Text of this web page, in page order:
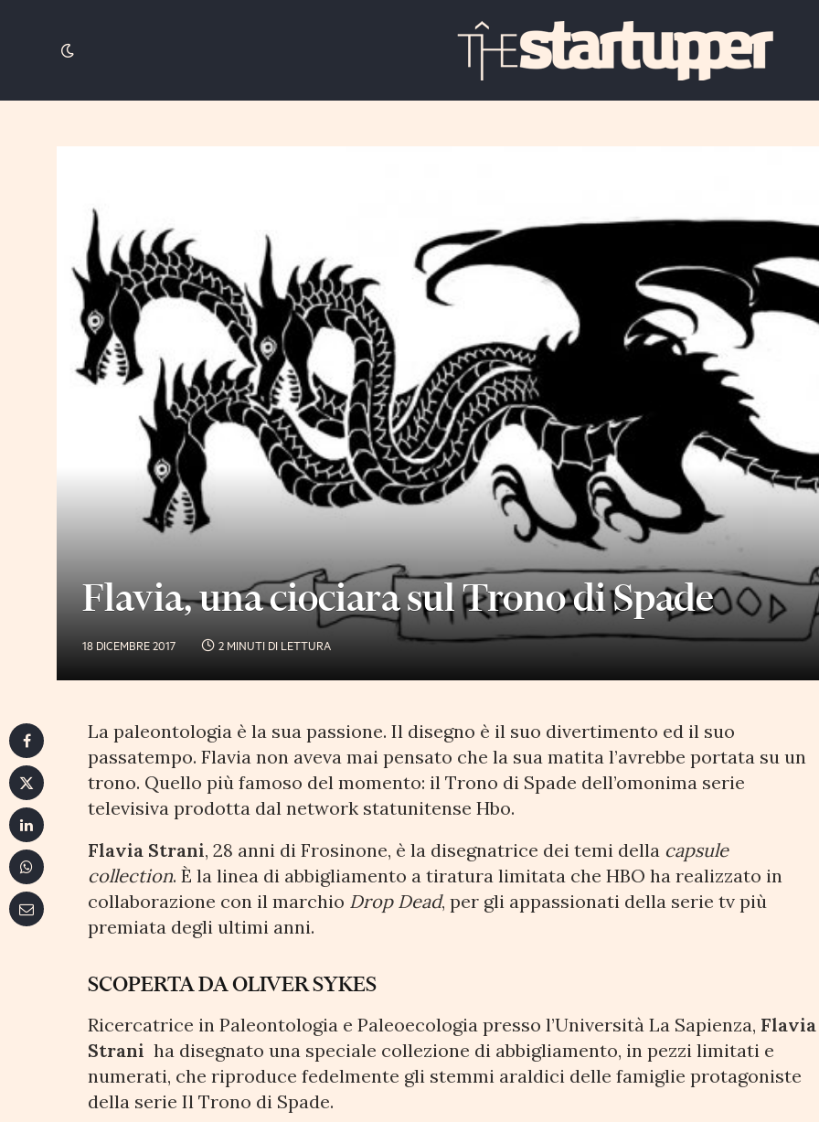
Flavia, una ciociara sul Trono di Spade
18 DICEMBRE 2017 2 MINUTI DI LETTURA
La paleontologia è la sua passione. Il disegno è il suo divertimento ed il suo
passatempo. Flavia non aveva mai pensato che la sua matita l’avrebbe portata su un
trono. Quello più famoso del momento: il Trono di Spade dell’omonima serie
televisiva prodotta dal network statunitense Hbo.
Flavia Strani, 28 anni di Frosinone, è la disegnatrice dei temi della capsule
collection. È la linea di abbigliamento a tiratura limitata che HBO ha realizzato in
collaborazione con il marchio Drop Dead, per gli appassionati della serie tv più
premiata degli ultimi anni.
SCOPERTA DA OLIVER SYKES
Ricercatrice in Paleontologia e Paleoecologia presso l’Università La Sapienza, Flavia
Straniha disegnato una speciale collezione di abbigliamento, in pezzi limitati e
numerati, che riproduce fedelmente gli stemmi araldici delle famiglie protagoniste
della serie Il Trono di Spade.